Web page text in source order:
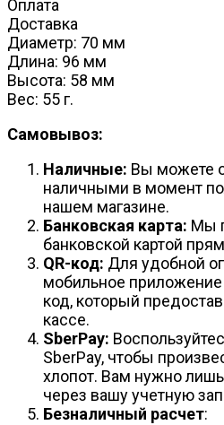
Оплата
Доставка
Диаметр: 70 мм
Длина: 96 мм
Высота: 58 мм
Вес: 55 г.
Самовывоз:
Наличные: Вы можете
наличными в момент
нашем магазине.
Банковская карта: Мы
банковской картой
QR-код: Для удобной
мобильное приложение
код, который
кассе.
SberPay:
SberPay, чтобы
хлопот. Вам нужно
через вашу учетную
Безналичный расчет: